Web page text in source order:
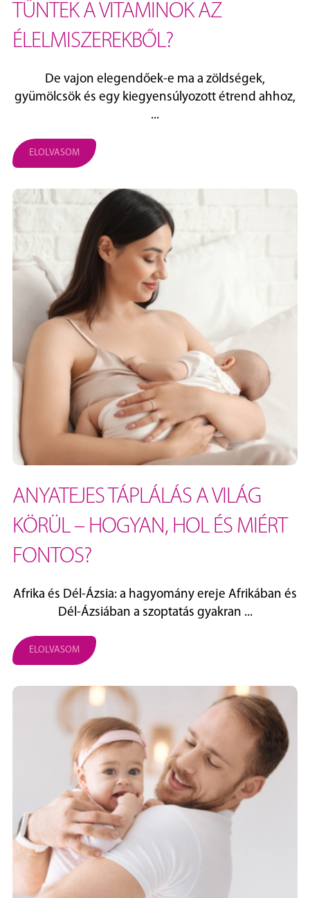
TŰNTEK A VITAMINOK AZ
ÉLELMISZEREKBŐL?
De vajon elegendőek-e ma a zöldségek,
gyümölcsök és egy kiegyensúlyozott étrend ahhoz,
...
ELOLVASOM
ANYATEJES TÁPLÁLÁS A VILÁG
KÖRÜL – HOGYAN, HOL ÉS MIÉRT
FONTOS?
Afrika és Dél‑Ázsia: a hagyomány ereje Afrikában és
Dél‑Ázsiában a szoptatás gyakran ...
ELOLVASOM